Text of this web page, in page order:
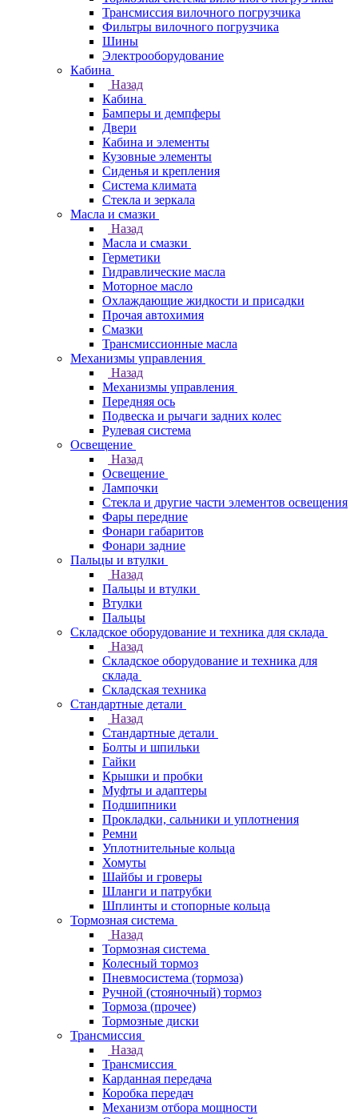
Трансмиссия вилочного погрузчика
Фильтры вилочного погрузчика
Шины
Электрооборудование
Кабина
Назад
Кабина
Бамперы и демпферы
Двери
Кабина и элементы
Кузовные элементы
Сиденья и крепления
Система климата
Стекла и зеркала
Масла и смазки
Назад
Масла и смазки
Герметики
Гидравлические масла
Моторное масло
Охлаждающие жидкости и присадки
Прочая автохимия
Смазки
Трансмиссионные масла
Механизмы управления
Назад
Механизмы управления
Передняя ось
Подвеска и рычаги задних колес
Рулевая система
Освещение
Назад
Освещение
Лампочки
Стекла и другие части элементов освещения
Фары передние
Фонари габаритов
Фонари задние
Пальцы и втулки
Назад
Пальцы и втулки
Втулки
Пальцы
Складское оборудование и техника для склада
Назад
Складское оборудование и техника для
склада
Складская техника
Стандартные детали
Назад
Стандартные детали
Болты и шпильки
Гайки
Крышки и пробки
Муфты и адаптеры
Подшипники
Прокладки, сальники и уплотнения
Ремни
Уплотнительные кольца
Хомуты
Шайбы и гроверы
Шланги и патрубки
Шплинты и стопорные кольца
Тормозная система
Назад
Тормозная система
Колесный тормоз
Пневмосиcтема (тормоза)
Ручной (стояночный) тормоз
Тормоза (прочее)
Тормозные диски
Трансмиссия
Назад
Трансмиссия
Карданная передача
Коробка передач
Механизм отбора мощности